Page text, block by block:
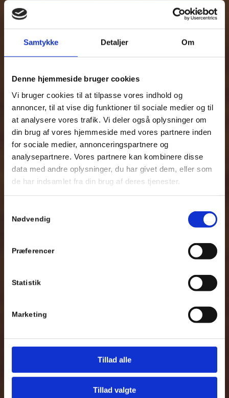
Samtykke Detaljer Om
Denne hjemmeside bruger cookies
Vi bruger cookies til at tilpasse vores indhold og
annoncer, til at vise dig funktioner til sociale medier og til
at analysere vores trafik. Vi deler også oplysninger om
din brug af vores hjemmeside med vores partnere inden
for sociale medier, annonceringspartnere og
analysepartnere. Vores partnere kan kombinere disse
data med andre oplysninger, du har givet dem, eller som
de har indsamlet fra din brug af deres tjenester.
Nødvendig
Præferencer
Statistik
Marketing
Tillad alle
Tillad valgte